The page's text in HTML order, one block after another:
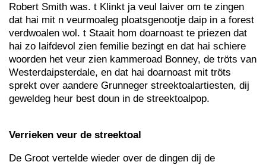
Robert Smith was. t Klinkt ja veul laiver om te zingen
dat hai mit n veurmoaleg ploatsgenootje daip in a forest
verdwoalen wol. t Staait hom doarnoast te priezen dat
hai zo laifdevol zien femilie bezingt en dat hai schiere
woorden het veur zien kammeroad Bonney, de tröts van
Westerdaipsterdale, en dat hai doarnoast mit tröts
sprekt over aandere Grunneger streektoalartiesten, dij
geweldeg heur best doun in de streektoalpop.
Verrieken veur de streektoal
De Groot vertelde wieder over de dingen dij de